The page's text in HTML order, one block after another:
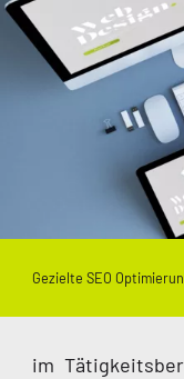
Gezielte SEO
im